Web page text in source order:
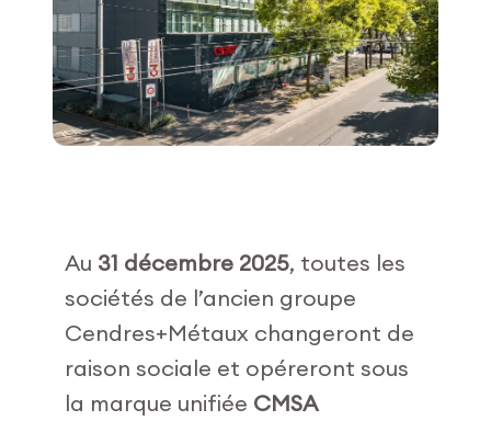
Au 31 décembre 2025, toutes les
sociétés de l’ancien groupe
Cendres+Métaux changeront de
raison sociale et opéreront sous
la marque unifiée CMSA